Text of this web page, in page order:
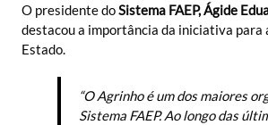
O presidente doSistema FAEP, Ágide
destacou a importância da iniciativa para
Estado.
“O Agrinho é um dos maiores
Sistema FAEP. Ao longo das